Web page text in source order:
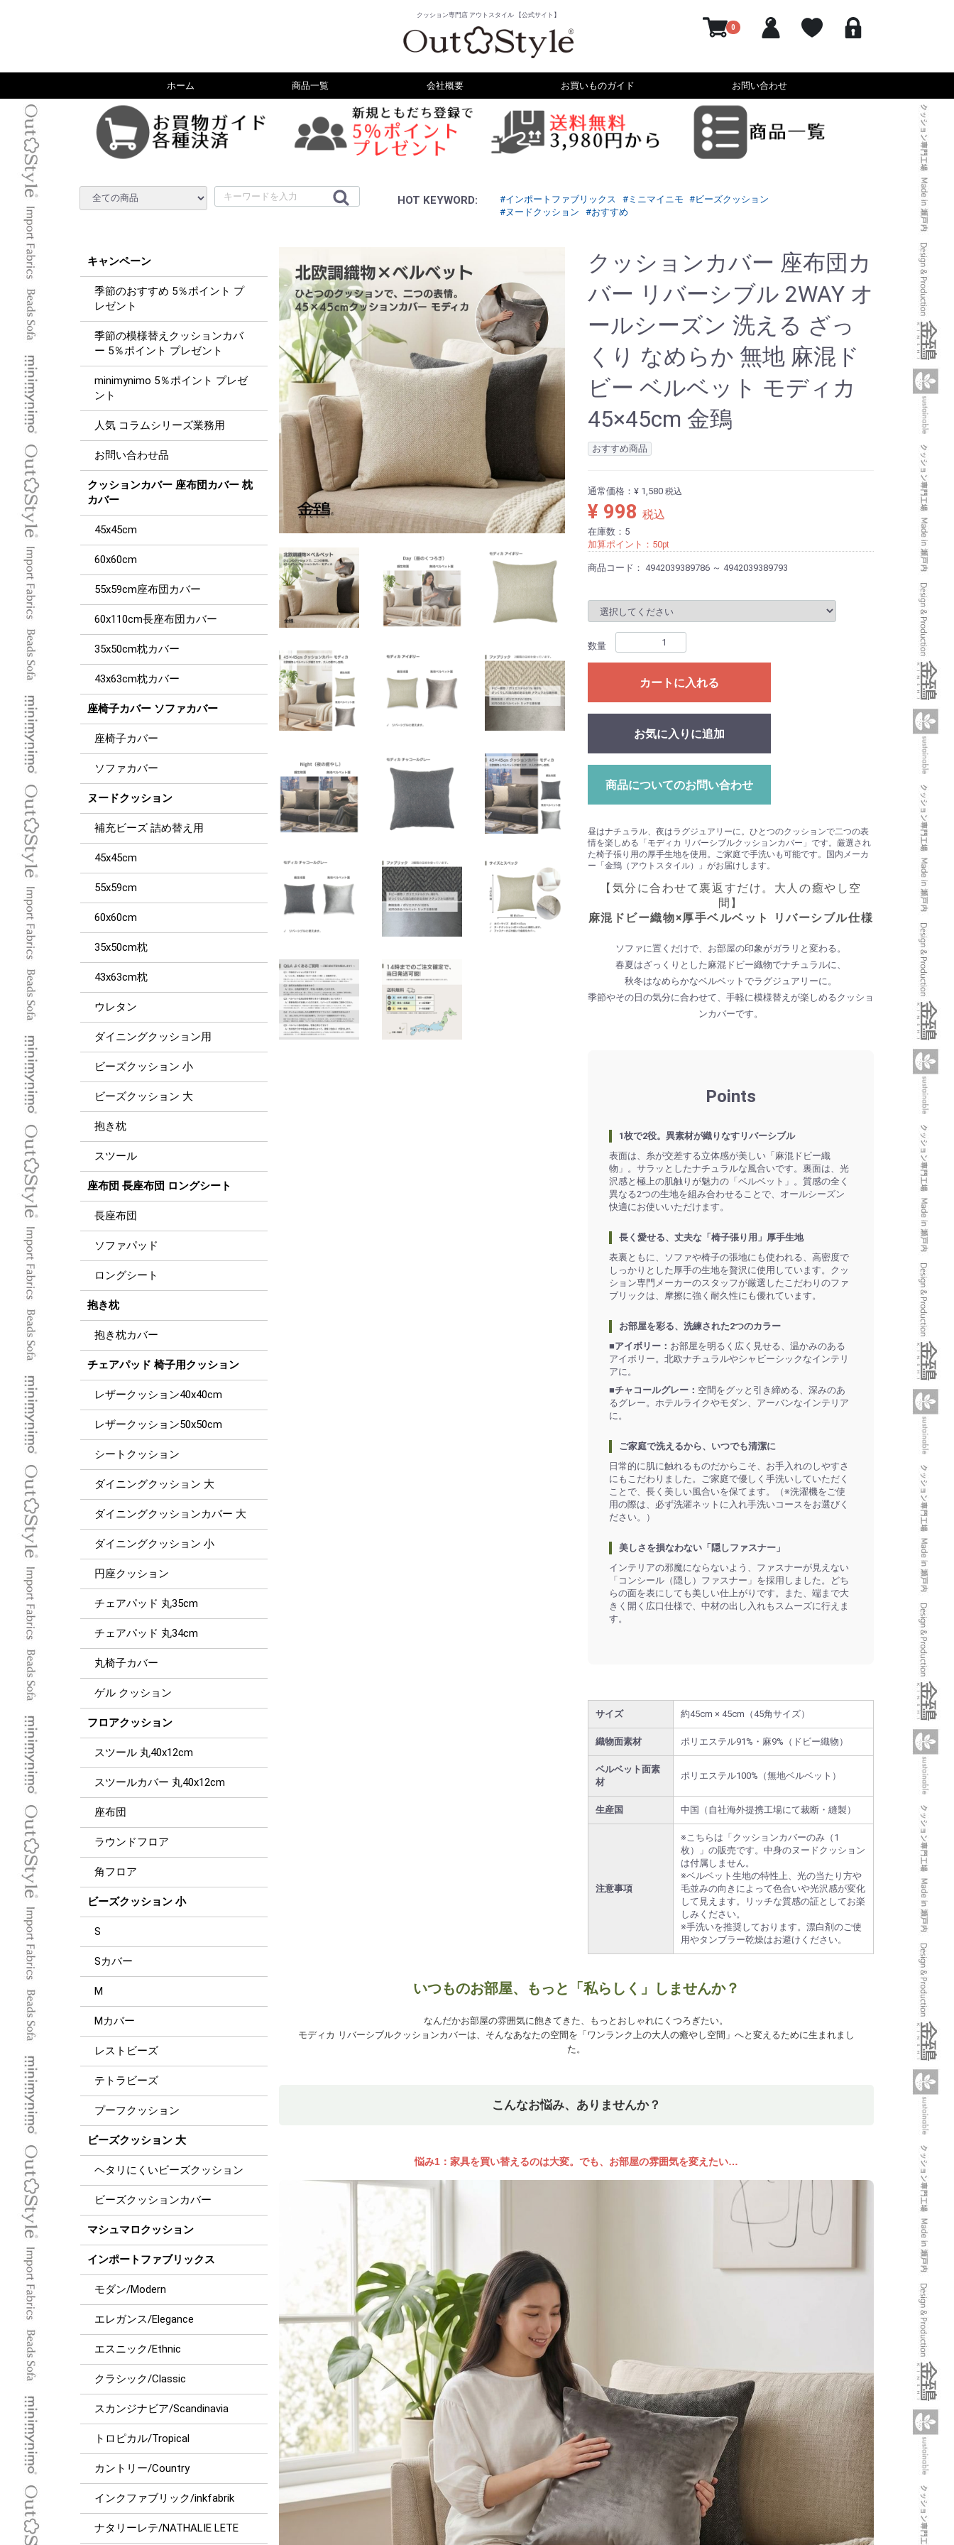
クッション専門店 アウトスタイル 【公式サイト】
0
ホーム 商品一覧 会社概要 お買いものガイド お問い合わせ
HOT KEYWORD: #インポートファブリックス #ミニマイニモ #ビーズクッション
#ヌードクッション
#おすすめ
キャンペーン
季節のおすすめ 5％ポイント プ
レゼント
季節の模様替えクッションカバ
ー 5％ポイント プレゼント
minimynimo 5％ポイント プレゼ
ント
人気 コラムシリーズ業務用
お問い合わせ品
クッションカバー 座布団カバー 枕
カバー
45x45cm
60x60cm
55x59cm座布団カバー
60x110cm長座布団カバー
35x50cm枕カバー
43x63cm枕カバー
座椅子カバー ソファカバー
座椅子カバー
ソファカバー
ヌードクッション
補充ビーズ 詰め替え用
45x45cm
55x59cm
60x60cm
35x50cm枕
43x63cm枕
ウレタン
ダイニングクッション用
ビーズクッション 小
ビーズクッション 大
抱き枕
スツール
座布団 長座布団 ロングシート
長座布団
ソファパッド
ロングシート
抱き枕
抱き枕カバー
チェアパッド 椅子用クッション
レザークッション40x40cm
レザークッション50x50cm
シートクッション
ダイニングクッション 大
ダイニングクッションカバー 大
ダイニングクッション 小
円座クッション
チェアパッド 丸35cm
チェアパッド 丸34cm
丸椅子カバー
ゲル クッション
フロアクッション
スツール 丸40x12cm
スツールカバー 丸40x12cm
座布団
ラウンドフロア
角フロア
ビーズクッション 小
S
Sカバー
M
Mカバー
レストビーズ
テトラビーズ
プーフクッション
ビーズクッション 大
ヘタリにくいビーズクッション
ビーズクッションカバー
マシュマロクッション
インポートファブリックス
モダン/Modern
エレガンス/Elegance
エスニック/Ethnic
クラシック/Classic
スカンジナビア/Scandinavia
トロピカル/Tropical
カントリー/Country
インクファブリック/inkfabrik
ナタリーレテ/NATHALIE LETE
クッションカバー 座布団カ
バー リバーシブル 2WAY オ
ールシーズン 洗える ざっ
くり なめらか 無地 麻混ド
ビー ベルベット モディカ
45×45cm 金鵄
おすすめ商品
通常価格： ¥ 1,580 税込
¥ 998 税込
在庫数：5
加算ポイント： 50pt
商品コード： 4942039389786 ～ 4942039389793
数量
カートに入れる
お気に入りに追加
商品についてのお問い合わせ
昼はナチュラル、夜はラグジュアリーに。ひとつのクッションで二つの表
情を楽しめる「モディカ リバーシブルクッションカバー」です。厳選され
た椅子張り用の厚手生地を使用。ご家庭で手洗いも可能です。国内メーカ
ー「金鵄（アウトスタイル）」がお届けします。
【気分に合わせて裏返すだけ。大人の癒やし空
間】
麻混ドビー織物×厚手ベルベット リバーシブル仕様
ソファに置くだけで、お部屋の印象がガラリと変わる。
春夏はざっくりとした麻混ドビー織物でナチュラルに、
秋冬はなめらかなベルベットでラグジュアリーに。
季節やその日の気分に合わせて、手軽に模様替えが楽しめるクッショ
ンカバーです。
Points
1枚で2役。異素材が織りなすリバーシブル
表面は、糸が交差する立体感が美しい「麻混ドビー織
物」。サラッとしたナチュラルな風合いです。裏面は、光
沢感と極上の肌触りが魅力の「ベルベット」。質感の全く
異なる2つの生地を組み合わせることで、オールシーズン
快適にお使いいただけます。
長く愛せる、丈夫な「椅子張り用」厚手生地
表裏ともに、ソファや椅子の張地にも使われる、高密度で
しっかりとした厚手の生地を贅沢に使用しています。クッ
ション専門メーカーのスタッフが厳選したこだわりのファ
ブリックは、摩擦に強く耐久性にも優れています。
お部屋を彩る、洗練された2つのカラー
■アイボリー： お部屋を明るく広く見せる、温かみのある
アイボリー。北欧ナチュラルやシャビーシックなインテリ
アに。
■チャコールグレー： 空間をグッと引き締める、深みのあ
るグレー。ホテルライクやモダン、アーバンなインテリア
に。
ご家庭で洗えるから、いつでも清潔に
日常的に肌に触れるものだからこそ、お手入れのしやすさ
にもこだわりました。ご家庭で優しく手洗いしていただく
ことで、長く美しい風合いを保てます。（※洗濯機をご使
用の際は、必ず洗濯ネットに入れ手洗いコースをお選びく
ださい。）
美しさを損なわない「隠しファスナー」
インテリアの邪魔にならないよう、ファスナーが見えない
「コンシール（隠し）ファスナー」を採用しました。どち
らの面を表にしても美しい仕上がりです。また、端まで大
きく開く広口仕様で、中材の出し入れもスムーズに行えま
す。
サイズ 約45cm × 45cm（45角サイズ）
織物面素材 ポリエステル91%・麻9%（ドビー織物）
ベルベット面素
材
ポリエステル100%（無地ベルベット）
生産国 中国（自社海外提携工場にて裁断・縫製）
注意事項
※こちらは「クッションカバーのみ（1
枚）」の販売です。中身のヌードクッション
は付属しません。
※ベルベット生地の特性上、光の当たり方や
毛並みの向きによって色合いや光沢感が変化
して見えます。リッチな質感の証としてお楽
しみください。
※手洗いを推奨しております。漂白剤のご使
用やタンブラー乾燥はお避けください。
いつものお部屋、もっと「私らしく」しませんか？
なんだかお部屋の雰囲気に飽きてきた、もっとおしゃれにくつろぎたい。
モディカ リバーシブルクッションカバーは、そんなあなたの空間を「ワンランク上の大人の癒やし空間」へと変えるために生まれまし
た。
こんなお悩み、ありませんか？
悩み1：家具を買い替えるのは大変。でも、お部屋の雰囲気を変えたい…